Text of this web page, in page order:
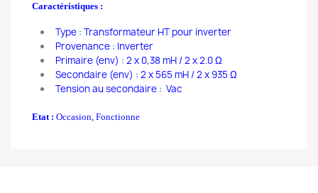
Caractéristiques :
Type : Transformateur HT pour inverter
Provenance : Inverter
Primaire (env) : 2 x 0,38 mH / 2 x 2.0 Ω
Secondaire (env) : 2 x 565 mH / 2 x 935 Ω
Tension au secondaire : Vac
Etat : Occasion, Fonctionne